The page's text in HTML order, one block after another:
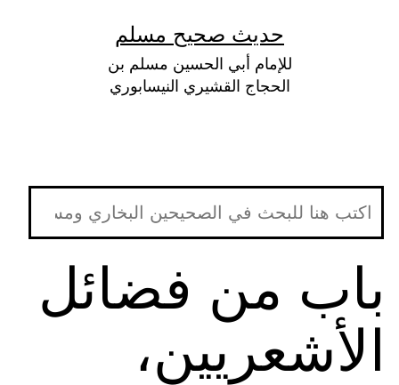
حديث صحيح مسلم
للإمام أبي الحسين مسلم بن
الحجاج القشيري النيسابوري
باب من فضائل
الأشعريين،